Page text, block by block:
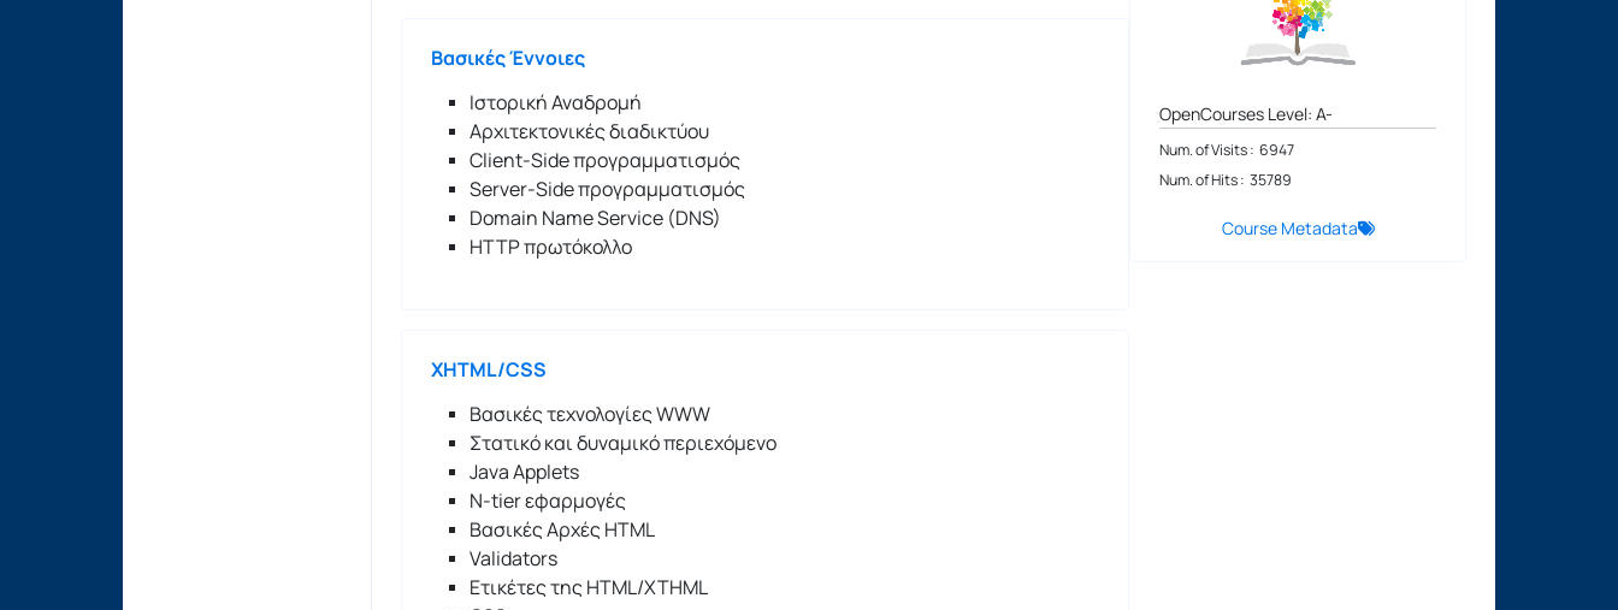
Βασικές Έννοιες
Ιστορική Αναδρομή
Αρχιτεκτονικές διαδικτύου
Client-Side προγραμματισμός
Server-Side προγραμματισμός
Domain Name Service (DNS)
HTTP πρωτόκολλο
XHTML/CSS
Βασικές τεχνολογίες WWW
Στατικό και δυναμικό περιεχόμενο
Java Applets
N-tier εφαρμογές
Βασικές Αρχές HTML
Validators
Ετικέτες της HTML/XTHML
OpenCourses Level: A-
Num. of Visits : 6947
Num. of Hits : 35789
Course Metadata